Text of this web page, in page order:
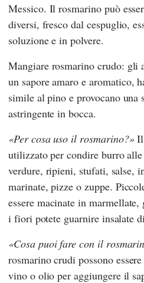
Messico. Il rosmarino può
diversi, fresco dal cespuglio,
soluzione e in polvere.
Mangiare rosmarino crudo: gli
un sapore amaro e aromatico,
simile al pino e provocano una
astringente in bocca.
Per cosa uso il rosmarino? Il
utilizzato per condire burro
verdure, ripieni, stufati, salse,
marinate, pizze o zuppe.
essere macinate in
i fiori potete guarnire insalate
Cosa puoi fare con il
rosmarino crudi possono
vino o olio per aggiungere il